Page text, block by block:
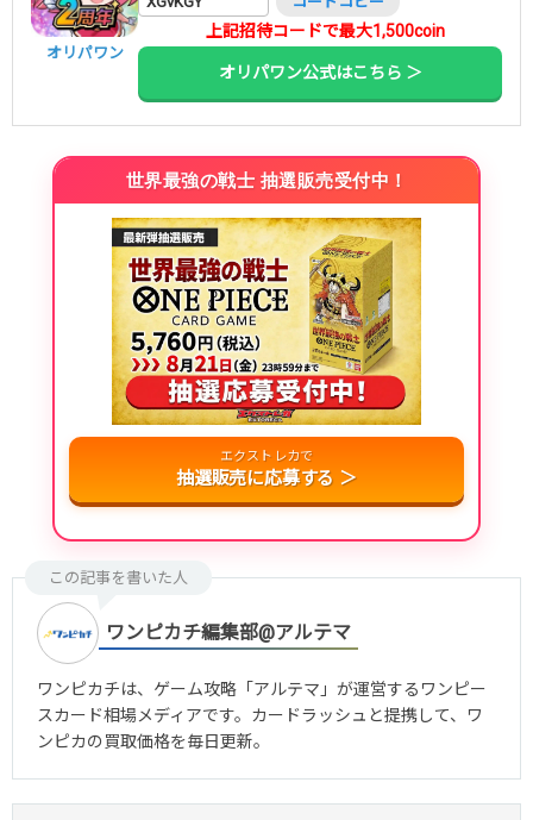
オリパワン
上記招待コードで最大1,500coin
オリパワン公式はこちら ＞
世界最強の戦士 抽選販売受付中！
エクストレカで
抽選販売に応募する ＞
この記事を書いた人
ワンピカチ編集部@アルテマ
ワンピカチは、ゲーム攻略「アルテマ」が運営するワンピー
スカード相場メディアです。カードラッシュと提携して、ワ
ンピカの買取価格を毎日更新。